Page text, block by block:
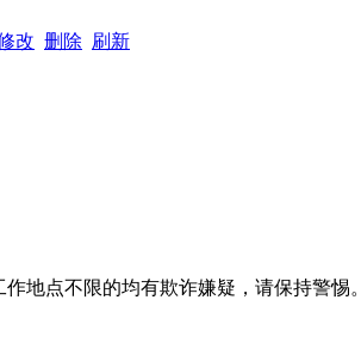
改 删除 刷新
地点不限的均有欺诈嫌疑，请保持警惕。